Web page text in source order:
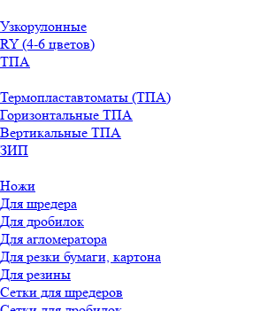
Узкорулонные
RY (4-6 цветов)
ТПА
Термопластавтоматы (ТПА)
Горизонтальные ТПА
Вертикальные ТПА
ЗИП
Ножи
Для шредера
Для дробилок
Для агломератора
Для резки бумаги, картона
Для резины
Сетки для шредеров